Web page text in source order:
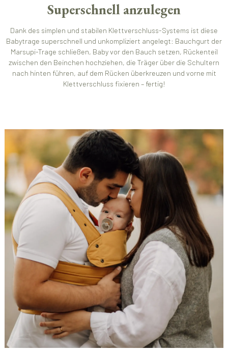
Superschnell anzulegen
Dank des simplen und stabilen Klettverschluss-Systems ist diese
Babytrage superschnell und unkompliziert angelegt: Bauchgurt der
Marsupi-Trage schließen, Baby vor den Bauch setzen, Rückenteil
zwischen den Beinchen hochziehen, die Träger über die Schultern
nach hinten führen, auf dem Rücken überkreuzen und vorne mit
Klettverschluss fixieren – fertig!